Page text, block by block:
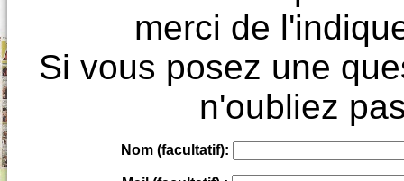
merci de
Si vous posez une
n'oubliez
Nom (facultatif):